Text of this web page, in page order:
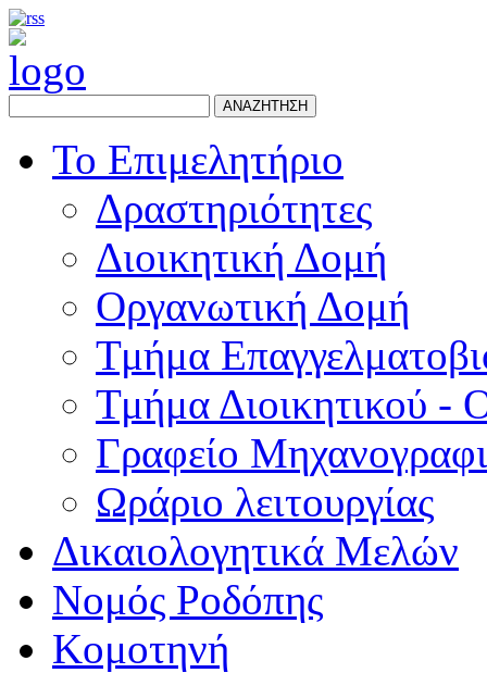
ΑΝΑΖΗΤΗΣΗ
Το Επιμελητήριο
Δραστηριότητες
Διοικητική Δομή
Οργανωτική Δομή
Τμήμα
Τμήμα Διοικητικού -
Γραφείο
Ωράριο λειτουργίας
Δικαιολογητικά Μελών
Νομός Ροδόπης
Κομοτηνή